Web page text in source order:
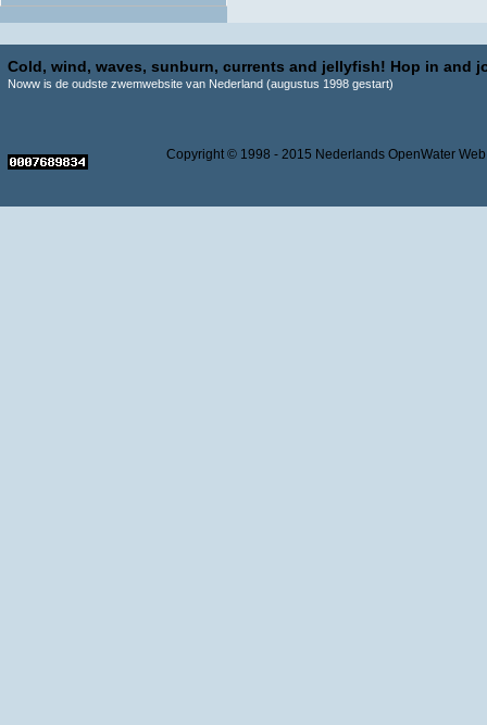
Cold, wind, waves, sunburn, currents and jellyfish! Hop in and
Noww is de oudste zwemwebsite van Nederland (augustus 1998 gestart)
Copyright © 1998 - 2015 Nederlands OpenWater